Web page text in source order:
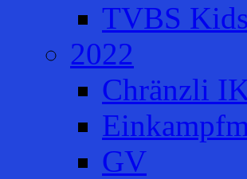
TVBS
2022
Chränzli
GV